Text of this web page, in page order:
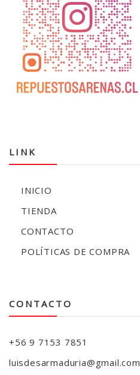
LINK
INICIO
TIENDA
CONTACTO
POLÍTICAS DE COMPRA
CONTACTO
+56 9 7153 7851
luisdesarmaduria@gmail.com